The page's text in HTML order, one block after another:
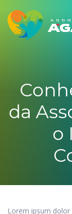
da
o
Lorem ipsum